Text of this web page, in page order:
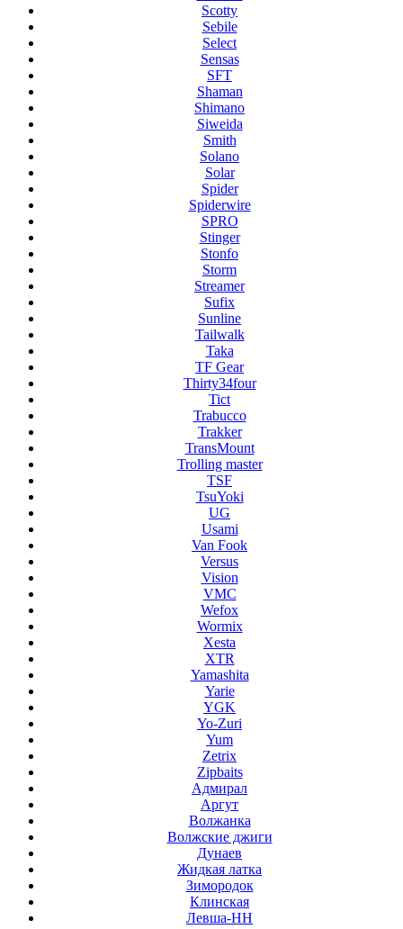
Scotty
Sebile
Select
Sensas
SFT
Shaman
Shimano
Siweida
Smith
Solano
Solar
Spider
Spiderwire
SPRO
Stinger
Stonfo
Storm
Streamer
Sufix
Sunline
Tailwalk
Taka
TF Gear
Thirty34four
Tict
Trabucco
Trakker
TransMount
Trolling master
TSF
TsuYoki
UG
Usami
Van Fook
Versus
Vision
VMC
Wefox
Wormix
Xesta
XTR
Yamashita
Yarie
YGK
Yo-Zuri
Yum
Zetrix
Zipbaits
Адмирал
Аргут
Волжанка
Волжские джиги
Дунаев
Жидкая латка
Зимородок
Клинская
Левша-НН